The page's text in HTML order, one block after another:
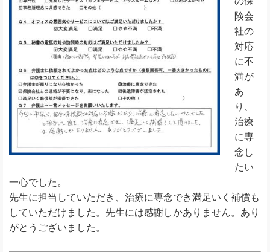
険会
社の
対応
に不
満が
あ
り、
治療
に専
念し
たい
一心でした。
先生に担当していただき、治療に専念でき満足いく補償も
していただけました。先生には感謝しかありません。あり
がとうございました。